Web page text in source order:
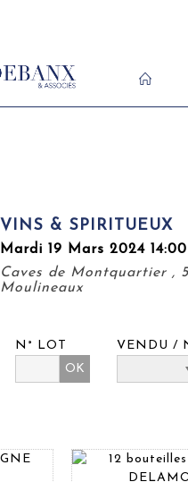
VINS & SPIRITUEUX
Mardi 19 Mars 2024 14:00
Caves de Montquartier ,
Moulineaux
N° LOT
OK
VENDU /